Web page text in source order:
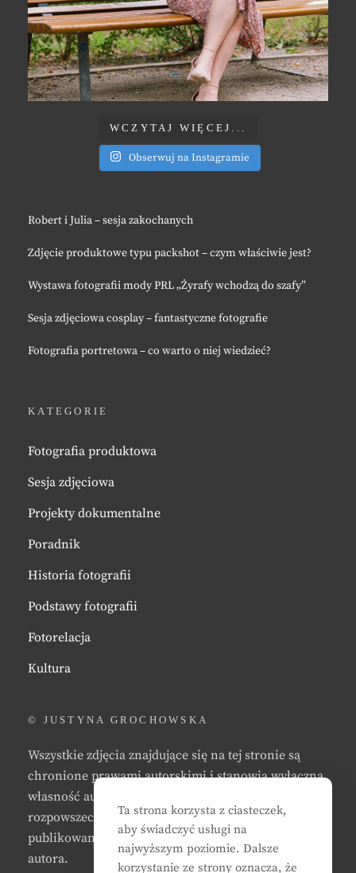
WCZYTAJ WIĘCEJ...
Obserwuj na Instagramie
Robert i Julia – sesja zakochanych
Zdjęcie produktowe typu packshot – czym właściwie jest?
Wystawa fotografii mody PRL „Żyrafy wchodzą do szafy”
Sesja zdjęciowa cosplay – fantastyczne fotografie
Fotografia portretowa – co warto o niej wiedzieć?
KATEGORIE
Fotografia produktowa
Sesja zdjęciowa
Projekty dokumentalne
Poradnik
Historia fotografii
Podstawy fotografii
Fotorelacja
Kultura
© JUSTYNA GROCHOWSKA
Wszystkie zdjęcia znajdujące się na tej stronie są
chronione prawami autorskimi i stanowią wyłączną
własność autora strony. Zabrania się kopiowania,
rozpowszechniania, reprodukowania,
publikowania, i/lub modyfikowania zdjęć bez zgody
autora.
Ta strona korzysta z ciasteczek,
aby świadczyć usługi na
najwyższym poziomie. Dalsze
korzystanie ze strony oznacza, że